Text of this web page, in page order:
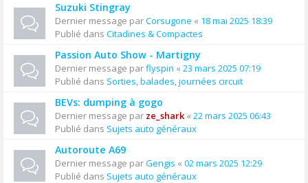
Suzuki Stingray
Dernier message parCorsugone « 18 mai 2025 18:39
Publié dans Citadines & Compactes
Passion Auto Show - Martigny
Dernier message parflyspin « 23 mars 2025 07:19
Publié dans Sorties, balades, journées circuit
BEVs: dumping à gogo
Dernier message par ze_shark« 22 mars 2025 06:43
Publié dans Sujets auto généraux
Autoroute A69
Dernier message parGengis « 02 mars 2025 12:29
Publié dans Sujets auto généraux